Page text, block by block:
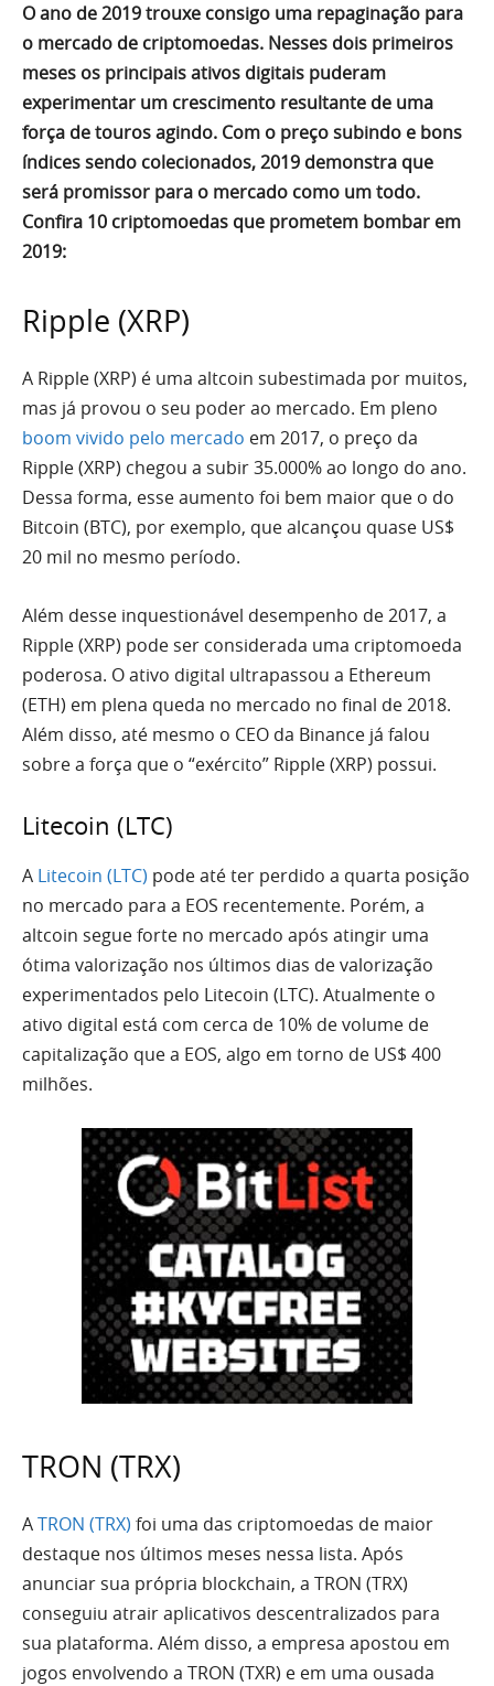
O ano de 2019 trouxe consigo uma repaginação para
o mercado de criptomoedas. Nesses dois primeiros
meses os principais ativos digitais puderam
experimentar um crescimento resultante de uma
força de touros agindo. Com o preço subindo e bons
índices sendo colecionados, 2019 demonstra que
será promissor para o mercado como um todo.
Confira 10 criptomoedas que prometem bombar em
2019:
Ripple (XRP)
A Ripple (XRP) é uma altcoin subestimada por muitos,
mas já provou o seu poder ao mercado. Em pleno
boom vivido pelo mercado em 2017, o preço da
Ripple (XRP) chegou a subir 35.000% ao longo do ano.
Dessa forma, esse aumento foi bem maior que o do
Bitcoin (BTC), por exemplo, que alcançou quase US$
20 mil no mesmo período.
Além desse inquestionável desempenho de 2017, a
Ripple (XRP) pode ser considerada uma criptomoeda
poderosa. O ativo digital ultrapassou a Ethereum
(ETH) em plena queda no mercado no final de 2018.
Além disso, até mesmo o CEO da Binance já falou
sobre a força que o “exército” Ripple (XRP) possui.
Litecoin (LTC)
A Litecoin (LTC) pode até ter perdido a quarta posição
no mercado para a EOS recentemente. Porém, a
altcoin segue forte no mercado após atingir uma
ótima valorização nos últimos dias de valorização
experimentados pelo Litecoin (LTC). Atualmente o
ativo digital está com cerca de 10% de volume de
capitalização que a EOS, algo em torno de US$ 400
milhões.
TRON (TRX)
ATRON (TRX) foi uma das criptomoedas de maior
destaque nos últimos meses nessa lista. Após
anunciar sua própria blockchain, a TRON (TRX)
conseguiu atrair aplicativos descentralizados para
sua plataforma. Além disso, a empresa apostou em
jogos envolvendo a TRON (TXR) e em uma ousada